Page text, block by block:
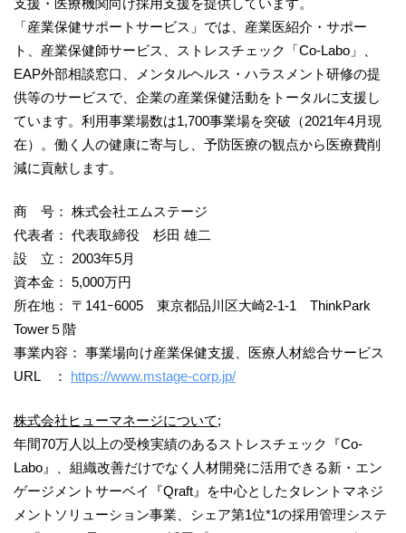
「産業保健サポートサービス」では、産業医紹介・サポー
ト、産業保健師サービス、ストレスチェック「Co-Labo」、
EAP外部相談窓口、メンタルヘルス・ハラスメント研修の提
供等のサービスで、企業の産業保健活動をトータルに支援し
ています。利用事業場数は1,700事業場を突破（2021年4月現
在）。働く人の健康に寄与し、予防医療の観点から医療費削
減に貢献します。
商 号： 株式会社エムステージ
代表者： 代表取締役 杉田 雄二
設 立： 2003年5月
資本金： 5,000万円
所在地： 〒141ｰ6005 東京都品川区大崎2-1-1 ThinkPark
Tower５階
事業内容： 事業場向け産業保健支援、医療人材総合サービス
URL ： https://www.mstage-corp.jp/
株式会社ヒューマネージについて;
年間70万人以上の受検実績のあるストレスチェック『Co-
Labo』、組織改善だけでなく人材開発に活用できる新・エン
ゲージメントサーベイ『Qraft』を中心としたタレントマネジ
メントソリューション事業、シェア第1位*1の採用管理システ